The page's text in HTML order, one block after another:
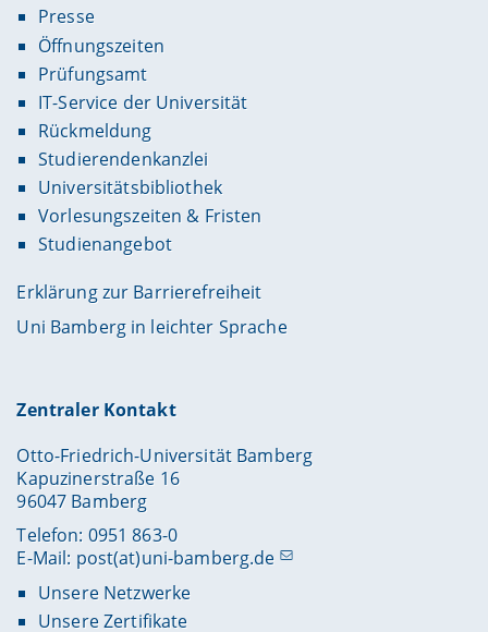
Presse
Öffnungszeiten
Prüfungsamt
IT-Service der Universität
Rückmeldung
Studierendenkanzlei
Universitätsbibliothek
Vorlesungszeiten & Fristen
Studienangebot
Erklärung zur Barrierefreiheit
Uni Bamberg in leichter Sprache
Zentraler Kontakt
Otto-Friedrich-Universität Bamberg
Kapuzinerstraße 16
96047 Bamberg
Telefon: 0951 863-0
E-Mail: post(at)uni-bamberg.de
Unsere Netzwerke
Unsere Zertifikate